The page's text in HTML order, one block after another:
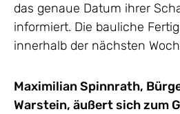
das genaue Datum ihrer
informiert. Die bauliche
innerhalb der nächsten
Maximilian Spinnrath,
Warstein, äußert sich zum